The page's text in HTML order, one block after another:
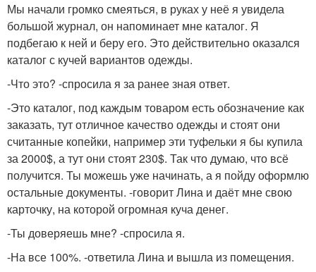
Мы начали громко смеяться, в руках у неё я увидела
большой журнал, он напоминает мне каталог. Я
подбегаю к ней и беру его. Это действительно оказался
каталог с кучей вариантов одежды.
-Что это? -спросила я за ранее зная ответ.
-Это каталог, под каждым товаром есть обозначение как
заказать, тут отличное качество одежды и стоят они
считанные копейки, например эти туфельки я бы купила
за 2000$, а тут они стоят 230$. Так что думаю, что всё
получится. Ты можешь уже начинать, а я пойду оформлю
остальные документы. -говорит Лина и даёт мне свою
карточку, на которой огромная куча денег.
-Ты доверяешь мне? -спросила я.
-На все 100%. -ответила Лина и вышла из помещения.